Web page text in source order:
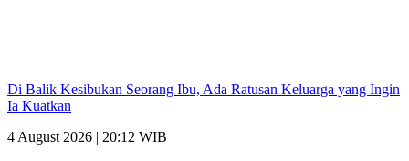
Di Balik Kesibukan Seorang Ibu, Ada Ratusan Keluarga yang Ingin
Ia Kuatkan
4 August 2026 | 20:12 WIB